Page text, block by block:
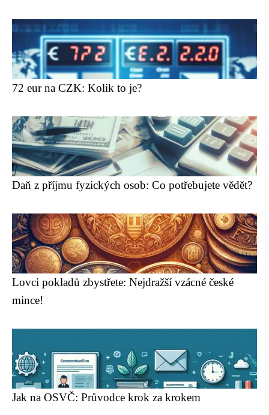
72 eur na CZK: Kolik to je?
Daň z příjmu fyzických osob: Co potřebujete vědět?
Lovci pokladů zbystřete: Nejdražší vzácné české
mince!
Jak na OSVČ: Průvodce krok za krokem